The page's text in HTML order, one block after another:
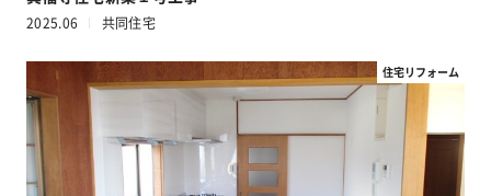
2025.06 共同住宅
住宅リフォーム